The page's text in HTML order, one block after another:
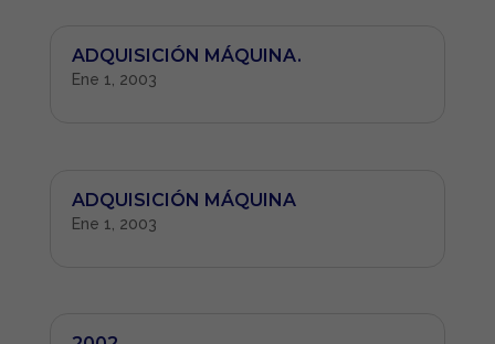
ADQUISICIÓN MÁQUINA.
Ene 1, 2003
ADQUISICIÓN MÁQUINA
Ene 1, 2003